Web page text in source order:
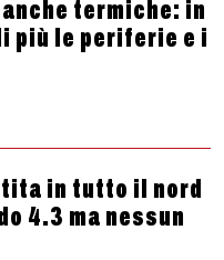
termiche: in
più le periferie e i
in tutto il nord
4.3 ma nessun